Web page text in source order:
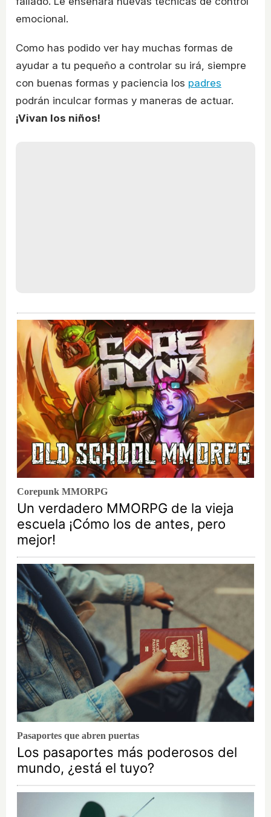
emocional.
Como has podido ver hay muchas formas de
ayudar a tu pequeño a controlar su irá, siempre
con buenas formas y paciencia los padres
podrán inculcar formas y maneras de actuar.
¡Vivan los niños!
Corepunk MMORPG
Un verdadero MMORPG de la vieja
escuela ¡Cómo los de antes, pero
mejor!
Pasaportes que abren puertas
Los pasaportes más poderosos del
mundo, ¿está el tuyo?